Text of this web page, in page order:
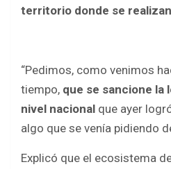
territorio donde se
“Pedimos, como venimos
tiempo, que se sancione la
nivel nacional que ayer
algo que se venía pidiendo
Explicó que el ecosistema